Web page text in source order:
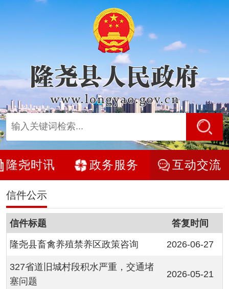
隆尧时讯 政务服务 互动交流
信件公示
信件标题 答复时间
隆尧县畜禽养殖禁养区政策咨询 2026-06-27
327省道旧城村段积水严重，交通堵
塞问题
2026-05-21